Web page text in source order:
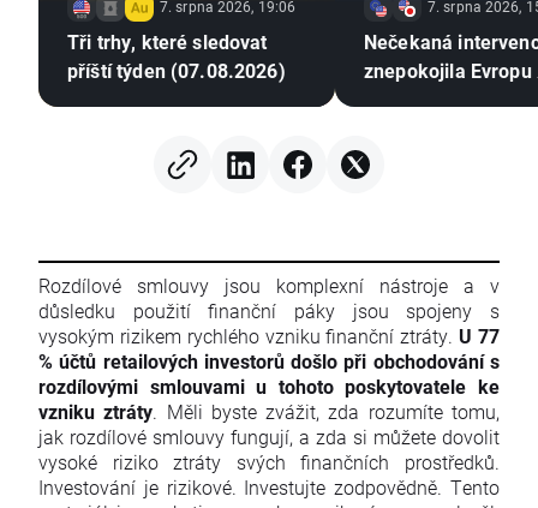
7. srpna 2026, 19:06
Tři trhy, které sledovat
příští týden (07.08.2026)
7. srpna 2026,
Nečekaná
znepokojila
Rozdílové smlouvy jsou komplexní nástroje a v
důsledku použití finanční páky jsou spojeny s
vysokým rizikem rychlého vzniku finanční ztráty. U 77
% účtů retailových investorů došlo při obchodování s
rozdílovými smlouvami u tohoto poskytovatele ke
vzniku ztráty. Měli byste zvážit, zda rozumíte tomu,
jak rozdílové smlouvy fungují, a zda si můžete dovolit
vysoké riziko ztráty svých finančních prostředků.
Investování je rizikové. Investujte zodpovědně. Tento